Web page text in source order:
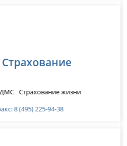
ДМС Страхование жизни
8 (495) 225-94-38